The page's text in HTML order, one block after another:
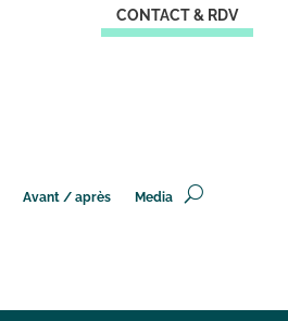
CONTACT & RDV
Avant / après Media